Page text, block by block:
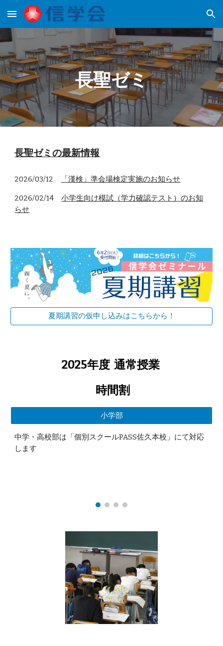
Skip to main content Skip to navigation
長聖ゼミ
長聖ゼミの最新情報
2026/03/12 「漢検」準会場検定実施のお知らせ
2026/02/14小学生向け模試（学力確認テスト）のお知
らせ
夏期講習の仮申し込みはこちらから！
2025年度 通常授業
時間割
小学部
中学・高校部は「個別スクールPASS佐久本校」にて対応
します